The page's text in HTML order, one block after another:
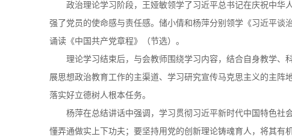
政治理论学习阶段，王娅敏领学了习近平总书记在庆祝中华
强了党员的使命感与责任感。储小倩和杨萍分别领学《习近平谈
诵读《中国共产党章程》（节选）。
理论学习结束后，与会教师围绕学习内容，结合自身教学
展思想政治教育工作的主渠道、学习研究宣传马克思主义的主阵
落实好立德树人根本任务。
杨萍在总结讲话中强调，学习贯彻习近平新时代中国特色
懂弄通做实上下功夫；要坚持用党的创新理论铸魂育人，将其